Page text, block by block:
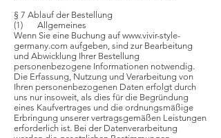
§ 7 Ablauf der Bestellung
(1) Allgemeines
Wenn Sie eine Buchung auf www.vivir-style-
germany.com aufgeben, sind zur Bearbeitung
und Abwicklung Ihrer Bestellung
personenbezogene Informationen notwendig.
Die Erfassung, Nutzung und Verarbeitung von
Ihren personenbezogenen Daten erfolgt durch
uns nur insoweit, als dies für die Begründung
eines Kaufvertrages und die ordnungsmäßige
Erbringung unserer vertragsgemäßen Leistungen
erforderlich ist. Bei der Datenverarbeitung